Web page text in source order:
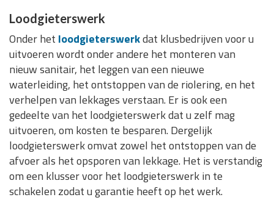
Loodgieterswerk
Onder het loodgieterswerkdat klusbedrijven voor u
uitvoeren wordt onder andere het monteren van
nieuw sanitair, het leggen van een nieuwe
waterleiding, het ontstoppen van de riolering, en het
verhelpen van lekkages verstaan. Er is ook een
gedeelte van het loodgieterswerk dat u zelf mag
uitvoeren, om kosten te besparen. Dergelijk
loodgieterswerk omvat zowel het ontstoppen van de
afvoer als het opsporen van lekkage. Het is verstandig
om een klusser voor het loodgieterswerk in te
schakelen zodat u garantie heeft op het werk.